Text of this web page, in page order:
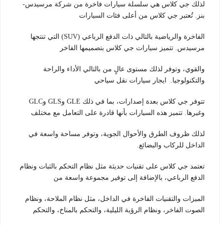
لذلك جي كلاس هي سلسلة سيارات فاخرة من شركة مرسيدس-
بنز. تُعتبر جي كلاس من أعلى فئات السيارات
الفاخرة والرياضية بالتالي ذات الدفع الرباعي (SUV) التي تنتجها
مرسيدس. تتميز سيارات جي كلاس بتصميمها الفاخر
والقوي، وتوفر لذلك مستوى عالٍ من بالتالي الأداء والراحة
والتكنولوجيا. ايجار سيارات نقل سياحي
تتوفر جي كلاس بعدة إصدارات، بما في ذلك GLE وGLS وGLC
وغيرها. تتميز هذه السيارات بأنها قادرة على التعامل مع مختلف
لذلك ظروف الطرق والأحوال الجوية، وتوفر مساحة واسعة في
الداخل للركاب والبضائع.
تعتمد جي كلاس على تقنيات حديثة مثل نظام التحكم بالثبات ونظام
الدفع الرباعي، بالإضافة إلى توفير مجموعة واسعة من
الميزات والتقنيات الفاخرة في الداخل، مثل نظام الملاحة، ونظام
الصوت الفاخر، ونظام الرؤية الليلية، والتحكم بالمناخ، والتحكم